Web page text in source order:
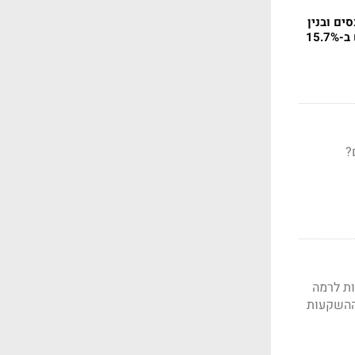
ב-0.6%; נכסים ובנין
לרמה
ההשקעות